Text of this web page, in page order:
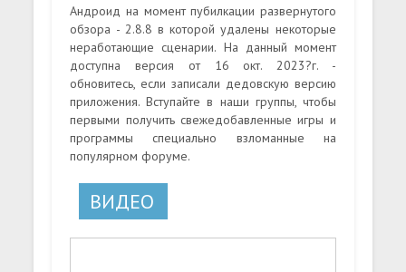
Андроид на момент пубилкации развернутого
обзора - 2.8.8 в которой удалены некоторые
неработающие сценарии. На данный момент
доступна версия от 16 окт. 2023?г. -
обновитесь, если записали дедовскую версию
приложения. Вступайте в наши группы, чтобы
первыми получить свежедобавленные игры и
программы специально взломанные на
популярном форуме.
ВИДЕО